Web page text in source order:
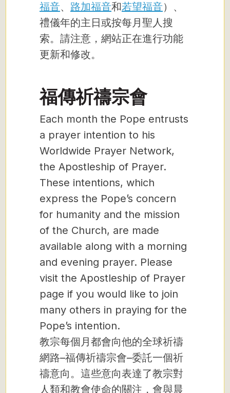
福音、 路加福音和若望福音）、
禮儀年的主日或按每月聖人搜
索。請注意，網站正在進行功能
更新和修改。
福傳祈禱宗會
Each month the Pope entrusts
a prayer intention to his
Worldwide Prayer Network,
the Apostleship of Prayer.
These intentions, which
express the Pope’s concern
for humanity and the mission
of the Church, are made
available along with a morning
and evening prayer. Please
visit the Apostleship of Prayer
page if you would like to join
many others in praying for the
Pope’s intention.
教宗每個月都會向他的全球祈禱
網路–福傳祈禱宗會–委託一個祈
禱意向。這些意向表達了教宗對
人類和教會使命的關注，會與晨